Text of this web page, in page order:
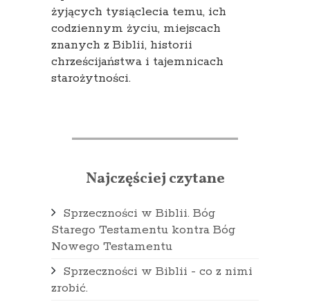
żyjących tysiąclecia temu, ich
codziennym życiu, miejscach
znanych z Biblii, historii
chrześcijaństwa i tajemnicach
starożytności.
Najczęściej czytane
Sprzeczności w Biblii. Bóg
Starego Testamentu kontra Bóg
Nowego Testamentu
Sprzeczności w Biblii - co z nimi
zrobić.